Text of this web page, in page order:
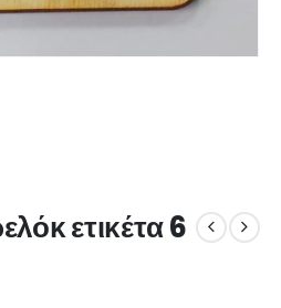
ετικέτα 6